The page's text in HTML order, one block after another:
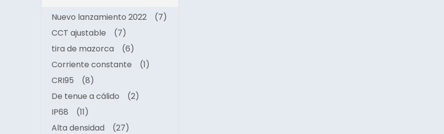
Nuevo lanzamiento 2022
(7)
CCT ajustable
(7)
tira de mazorca
(6)
Corriente constante
(1)
CRI95
(8)
De tenue a cálido
(2)
IP68
(11)
Alta densidad
(27)